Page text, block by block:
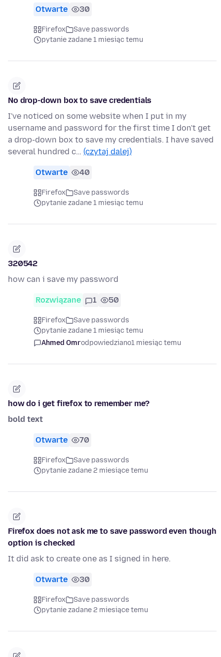
Otwarte 30
Firefox
Save passwords
pytanie zadane 1 miesiąc temu
No drop-down box to save credentials
I've noticed on some website when I put in my
username and password for the first time I don't get
a drop-down box to save my credentials. I have saved
several hundred c… (czytaj dalej)
Otwarte 40
Firefox
Save passwords
pytanie zadane 1 miesiąc temu
320542
how can i save my password
Rozwiązane 1 50
Firefox
Save passwords
pytanie zadane 1 miesiąc temu
Ahmed Omrodpowiedziano1 miesiąc temu
how do i get firefox to remember me?
bold text
Otwarte 70
Firefox
Save passwords
pytanie zadane 2 miesiące temu
Firefox does not ask me to save password even though
option is checked
It did ask to create one as I signed in here.
Otwarte 30
Firefox
Save passwords
pytanie zadane 2 miesiące temu